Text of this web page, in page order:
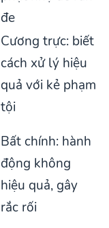
đe
Cương trực: biết
cách xử lý hiệu
quả với kẻ phạm
tội
Bất chính: hành
động không
hiệu quả, gây
rắc rối